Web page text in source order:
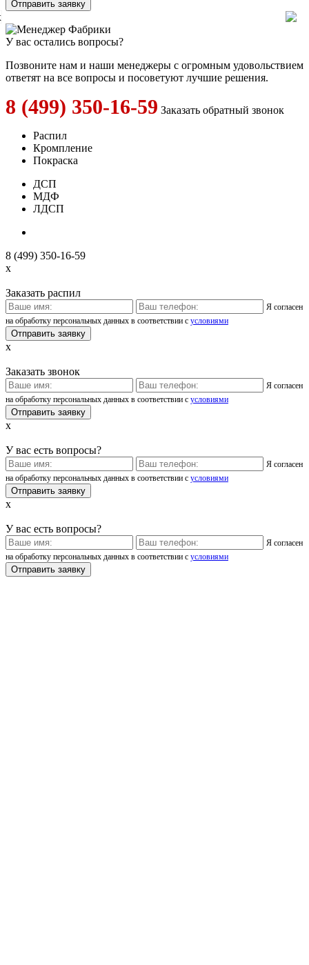
У вас остались вопросы?
Позвоните нам и наши менеджеры с огромным удовольствием
ответят на все вопросы и посоветуют лучшие решения.
8 (499) 350-16-59 Заказать обратный звонок
Распил
Кромпление
Покраска
ДСП
МДФ
ЛДСП
8 (499) 350-16-59
x
Заказать распил
Я согласен
на обработку персональных данных в соответствии с условиями
x
Заказать звонок
Я согласен
на обработку персональных данных в соответствии с условиями
x
У вас есть вопросы?
Я согласен
на обработку персональных данных в соответствии с условиями
x
У вас есть вопросы?
Я согласен
на обработку персональных данных в соответствии с условиями